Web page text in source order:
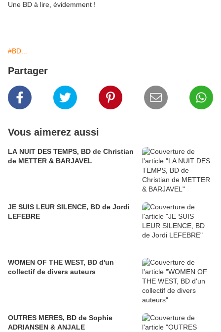
Une BD à lire, évidemment !
#BD...
Partager
Vous aimerez aussi
LA NUIT DES TEMPS, BD de Christian
de METTER & BARJAVEL
JE SUIS LEUR SILENCE, BD de Jordi
LEFEBRE
WOMEN OF THE WEST, BD d'un
collectif de divers auteurs
OUTRES MERES, BD de Sophie
ADRIANSEN & ANJALE